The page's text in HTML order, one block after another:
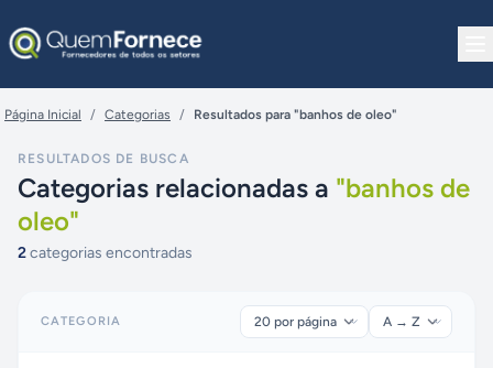
Página Inicial / Categorias / Resultados para "banhos de oleo"
RESULTADOS DE BUSCA
Categorias relacionadas a "banhos de
oleo"
2categorias encontradas
CATEGORIA